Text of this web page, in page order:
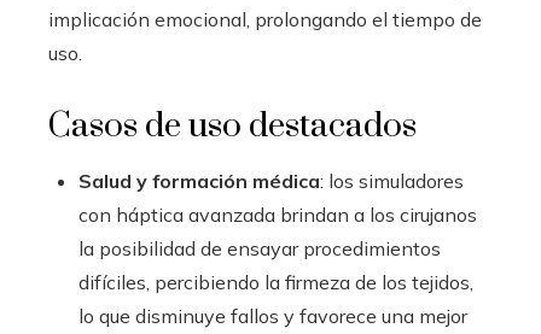
implicación emocional, prolongando el tiempo de
uso.
Casos de uso destacados
Salud y formación médica: los simuladores
con háptica avanzada brindan a los cirujanos
la posibilidad de ensayar procedimientos
difíciles, percibiendo la firmeza de los tejidos,
lo que disminuye fallos y favorece una mejor